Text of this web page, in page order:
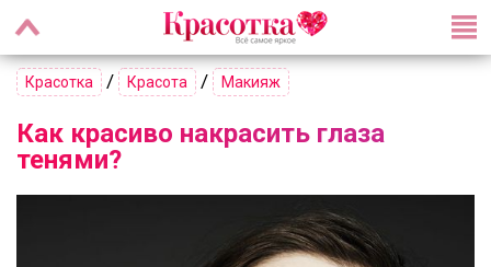
Красотка / Красота / Макияж
Как красиво накрасить глаза
тенями?